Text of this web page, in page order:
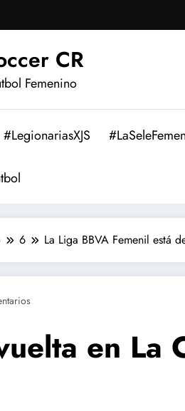
CR
Femenino
#LegionariasXJS
6 La Liga BBVA Femenil está
en